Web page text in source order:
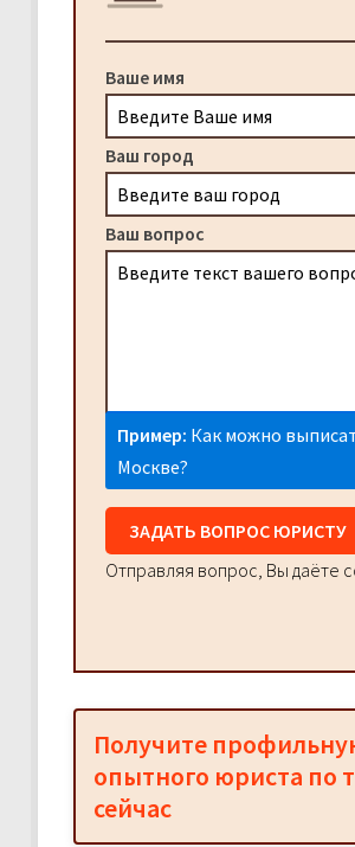
Ваше имя
Ваш город
Ваш вопрос
Пример: Как можно
Москве?
ЗАДАТЬ ВОПРОС ЮРИСТУ
Отправляя вопрос, Вы даёте
Получите
опытного юриста по
сейчас